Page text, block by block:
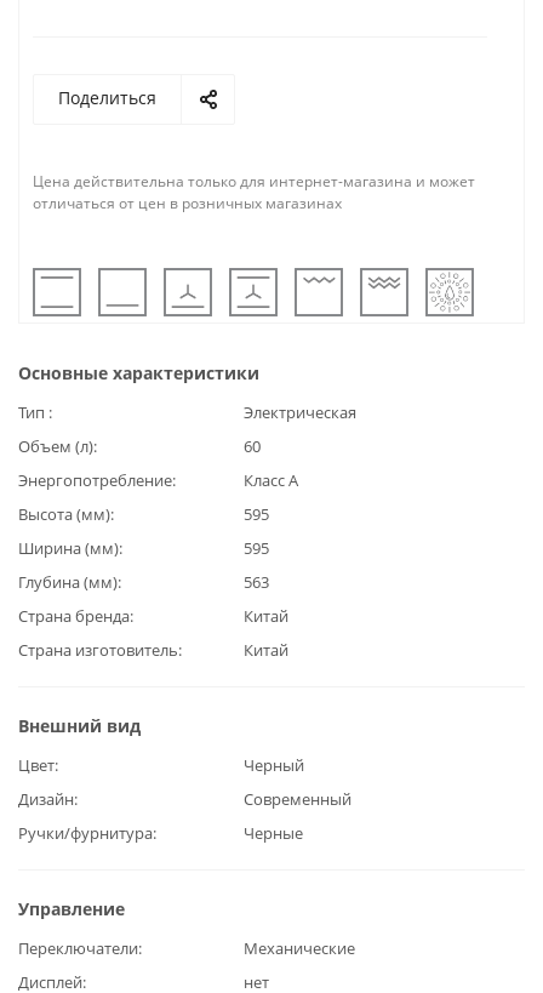
Поделиться
Цена действительна только для интернет-магазина и может
отличаться от цен в розничных магазинах
Основные характеристики
Тип
Электрическая
Объем (л)
60
Энергопотребление
Класс А
Высота (мм)
595
Ширина (мм)
595
Глубина (мм)
563
Страна бренда
Китай
Страна изготовитель
Китай
Внешний вид
Цвет
Черный
Дизайн
Современный
Ручки/фурнитура
Черные
Управление
Переключатели
Механические
Дисплей
нет